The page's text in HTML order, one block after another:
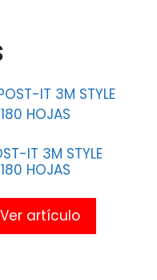
IT 3M STYLE
HOJAS
Ver artículo